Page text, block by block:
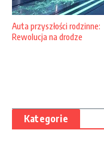
Auta przyszłości rodzinne:
Rewolucja na drodze
Kategorie